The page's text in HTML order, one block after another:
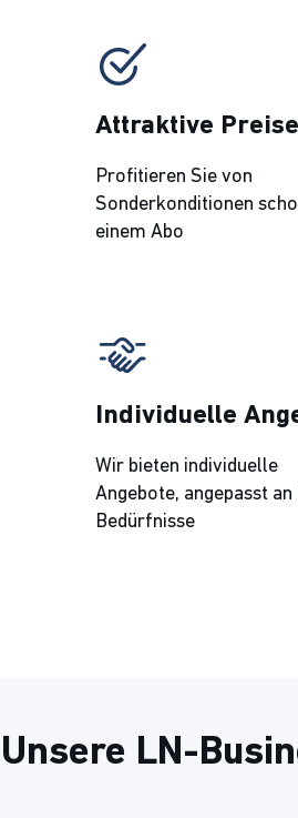
Attraktive
Profitieren Sie von
Sonderkonditionen
einem Abo
Individuelle
Wir bieten individuelle
Angebote, angepasst an
Bedürfnisse
Unsere LN-